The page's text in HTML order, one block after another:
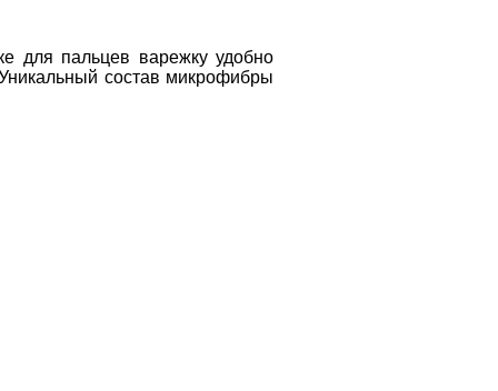
для пальцев варежку удобно
состав микрофибры